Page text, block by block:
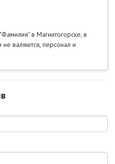
в Магнитогорске, в
не валяются, персонал и